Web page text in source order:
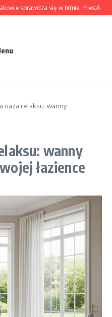
sprawdza się w firmie,
oaza relaksu: wanny
wanny
łazience